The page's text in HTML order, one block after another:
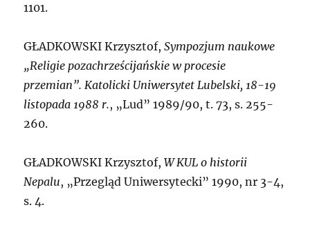
1101.
GŁADKOWSKI Krzysztof, Sympozjum naukowe
„Religie pozachrześcijańskie w procesie
przemian”. Katolicki Uniwersytet Lubelski, 18-19
listopada 1988 r., „Lud” 1989/90, t. 73, s. 255-
260.
GŁADKOWSKI Krzysztof, W KUL o historii
Nepalu, „Przegląd Uniwersytecki” 1990, nr 3-4,
s. 4.